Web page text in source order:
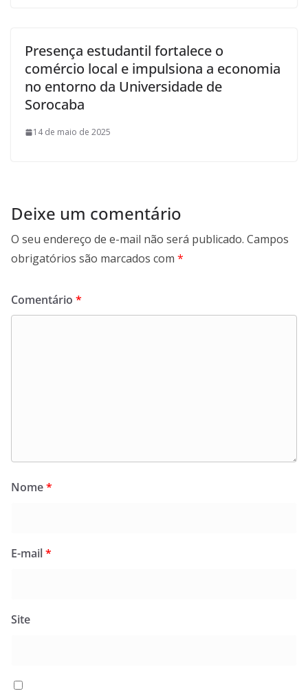
Presença estudantil fortalece o
comércio local e impulsiona a economia
no entorno da Universidade de
Sorocaba
14 de maio de 2025
Deixe um comentário
O seu endereço de e-mail não será publicado. Campos
obrigatórios são marcados com *
Comentário *
Nome*
E-mail*
Site